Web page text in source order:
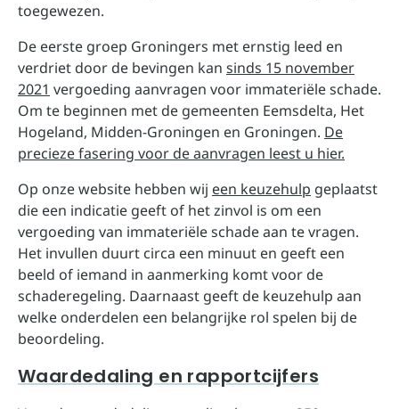
toegewezen.
De eerste groep Groningers met ernstig leed en
verdriet door de bevingen kan sinds 15 november
2021 vergoeding aanvragen voor immateriële schade.
Om te beginnen met de gemeenten Eemsdelta, Het
Hogeland, Midden-Groningen en Groningen. De
precieze fasering voor de aanvragen leest u hier.
Op onze website hebben wij een keuzehulp geplaatst
die een indicatie geeft of het zinvol is om een
vergoeding van immateriële schade aan te vragen.
Het invullen duurt circa een minuut en geeft een
beeld of iemand in aanmerking komt voor de
schaderegeling. Daarnaast geeft de keuzehulp aan
welke onderdelen een belangrijke rol spelen bij de
beoordeling.
Waardedaling en rapportcijfers